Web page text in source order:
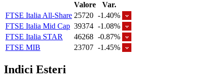
Valore
Var.
FTSE Italia All-Share 25720 -1.40%
FTSE Italia Mid Cap 39374 -1.08%
FTSE Italia STAR
46268 -0.87%
FTSE MIB
23707 -1.45%
Indici Esteri